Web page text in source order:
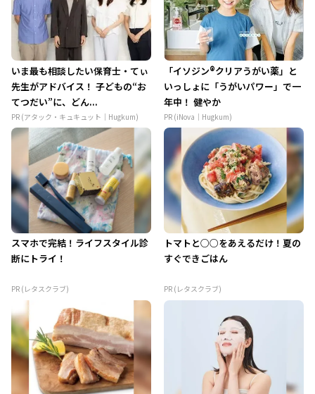
いま最も相談したい保育士・てぃ
先生がアドバイス！ 子どもの“お
てつだい”に、どん...
PR (アタック・キュキュット｜Hugkum)
「イソジン®クリアうがい薬」と
いっしょに「うがいパワー」で一
年中！ 健やか
PR (iNova｜Hugkum)
スマホで完結！ライフスタイル診
断にトライ！
PR (レタスクラブ)
トマトと○○をあえるだけ！夏の
すぐできごはん
PR (レタスクラブ)